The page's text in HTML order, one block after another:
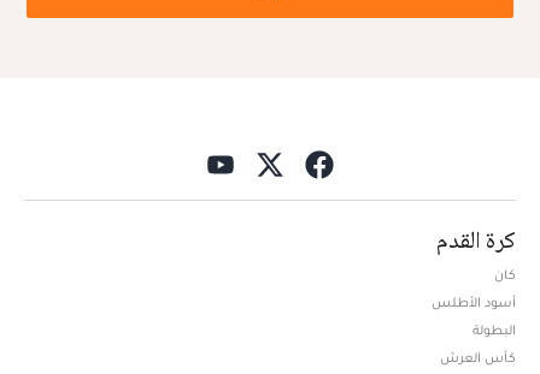
كرة القدم
كان
أسود الأطلس
البطولة
كأس العرش